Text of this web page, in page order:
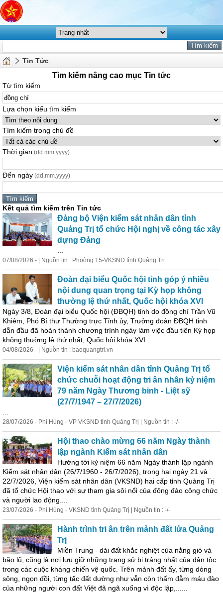
Tin Tức
Tìm kiếm nâng cao mục Tin tức
Từ tìm kiếm
Lựa chọn kiểu tìm kiếm
Tìm kiếm trong chủ đề
Thời gian (dd.mm.yyyy)
Đến ngày (dd.mm.yyyy)
Kết quả tìm kiếm trên Tin tức
Đảng bộ Viện kiểm sát nhân dân tỉnh
Quảng Trị tổ chức Hội nghị về công tác xây
dựng Đảng
07/08/2026 - | Nguồn tin : Phoòng 15-VKSND tỉnh Quảng Trị
Đoàn đại biểu Quốc hội tỉnh góp ý nhiều
nội dung quan trọng tại Kỳ họp không
thường lệ thứ nhất, Quốc hội khóa XVI
Ngày 3/8, Đoàn đại biểu Quốc hội (ĐBQH) tỉnh do đồng chí Trần Vũ
Khiêm, Phó Bí thư Thường trực Tỉnh ủy, Trưởng đoàn ĐBQH tỉnh
dẫn đầu đã hoàn thành chương trình ngày làm việc đầu tiên Kỳ họp
không thường lệ thứ nhất, Quốc hội khóa XVI....
04/08/2026 - | Nguồn tin : baoquangtri.vn
Viện kiểm sát nhân dân tỉnh Quảng Trị tổ
chức chuỗi hoạt động tri ân nhân kỷ niệm
79 năm Ngày Thương binh - Liệt sỹ
(27/7/1947 – 27/7/2026)
28/07/2026 - Phi Hùng - VP VKSND tỉnh Quảng Trị | Nguồn tin : -/-
Hội thao chào mừng 66 năm Ngày thành
lập ngành Kiểm sát nhân dân
Hướng tới kỷ niệm 66 năm Ngày thành lập ngành
Kiểm sát nhân dân (26/7/1960 - 26/7/2026), trong hai ngày 21 và
22/7/2026, Viện kiểm sát nhân dân (VKSND) hai cấp tỉnh Quảng Trị
đã tổ chức Hội thao với sự tham gia sôi nổi của đông đảo công chức
và người lao động....
23/07/2026 - Phi Hùng - VKSND tỉnh Quảng Trị | Nguồn tin : -/-
Hành trình tri ân trên mảnh đất lửa Quảng
Trị
Miền Trung - dải đất khắc nghiệt của nắng gió và
bão lũ, cũng là nơi lưu giữ những trang sử bi tráng nhất của dân tộc
trong các cuộc kháng chiến vệ quốc. Trên mảnh đất ấy, từng dòng
sông, ngọn đồi, từng tấc đất dường như vẫn còn thấm đẫm máu đào
của những người con đất Việt đã ngã xuống vì độc lập,......